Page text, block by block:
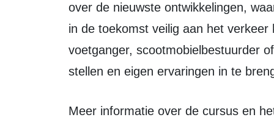
over de nieuwste ontwikkelingen,
in de toekomst veilig aan het
voetganger, scootmobielbestuurder
stellen en eigen ervaringen in te
Meer informatie over de cursus en